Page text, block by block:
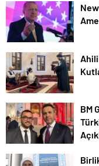
BM